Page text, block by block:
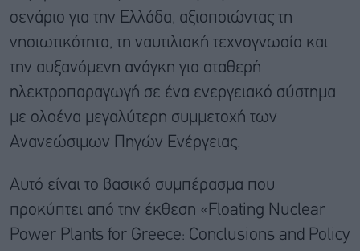
σενάριο για την Ελλάδα, αξιοποιώντας τη
νησιωτικότητα, τη ναυτιλιακή τεχνογνωσία και
την αυξανόμενη ανάγκη για σταθερή
ηλεκτροπαραγωγή σε ένα ενεργειακό σύστημα
με ολοένα μεγαλύτερη συμμετοχή των
Ανανεώσιμων Πηγών Ενέργειας.
Αυτό είναι το βασικό συμπέρασμα που
προκύπτει από την έκθεση «Floating Nuclear
Power Plants for Greece: Conclusions and Policy